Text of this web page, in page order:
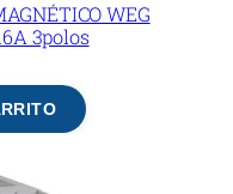
WEG
3polos